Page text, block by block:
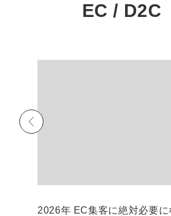
EC / D2C
2026年 EC集客に絶対必要